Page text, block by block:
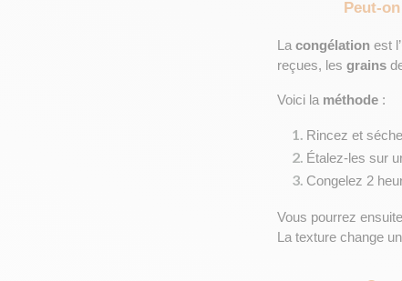
Peut-
La congélation est
reçues, les grains
Voici la méthode :
Rincez et
Étalez-les sur
Congelez 2
Vous pourrez
La texture change